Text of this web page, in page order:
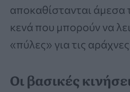
αποκαθίστανται άμεσα
κενά που μπορούν να
«πύλες» για τις
Οι βασικές